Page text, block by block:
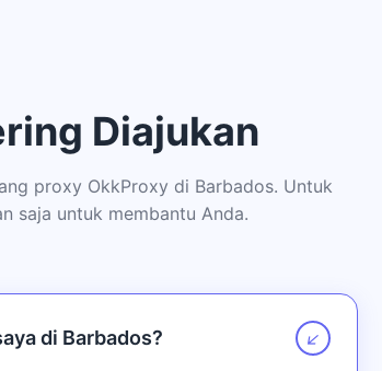
Diajukan
proxy OkkProxy di Barbados. Untuk
saja untuk membantu Anda.
di Barbados? ↗